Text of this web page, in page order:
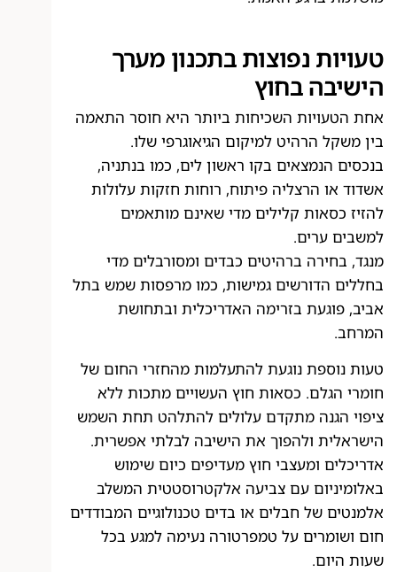
טעויות נפוצות בתכנון מערך
הישיבה בחוץ
אחת הטעויות השכיחות ביותר היא חוסר התאמה
בין משקל הרהיט למיקום הגיאוגרפי שלו.
בנכסים הנמצאים בקו ראשון לים, כמו בנתניה,
אשדוד או הרצליה פיתוח, רוחות חזקות עלולות
להזיז כסאות קלילים מדי שאינם מותאמים
למשבים ערים.
מנגד, בחירה ברהיטים כבדים ומסורבלים מדי
בחללים הדורשים גמישות, כמו מרפסות שמש בתל
אביב, פוגעת בזרימה האדריכלית ובתחושת
המרחב.
טעות נוספת נוגעת להתעלמות מהחזרי החום של
חומרי הגלם. כסאות חוץ העשויים מתכות ללא
ציפוי הגנה מתקדם עלולים להתלהט תחת השמש
הישראלית ולהפוך את הישיבה לבלתי אפשרית.
אדריכלים ומעצבי חוץ מעדיפים כיום שימוש
באלומיניום עם צביעה אלקטרוסטטית המשלב
אלמנטים של חבלים או בדים טכנולוגיים המבודדים
חום ושומרים על טמפרטורה נעימה למגע בכל
שעות היום.